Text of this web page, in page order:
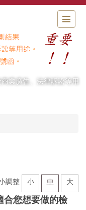
業廣告、法律訴訟等用
調整 小 中 大
合您想要做的檢